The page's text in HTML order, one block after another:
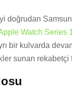
doğrudan
Watch Series
bir kulvarda
sunan